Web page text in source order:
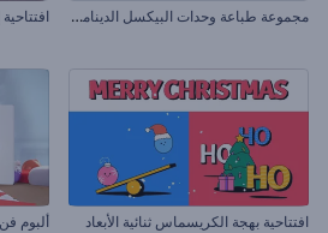
م
جموعة طباعة وحدات البيكسل الديناميكية
افتتاحية بهجة الكريسماس ثنائية الأبعاد ألبوم